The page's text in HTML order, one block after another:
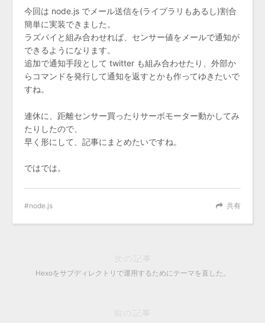
今回は node.js でメール送信を(ライブラリもあるし)割合
簡単に実装できました。
ラズパイと組み合わせれば、センサー値をメールで通知が
できるようになります。
追加で通知手段として twitter も組み合わせたり、外部か
らコマンドを発行して通知を返すとかも作ってゆきたいで
すね。
連休に、距離センサー買ったりサーボモーター動かしてみ
たりしたので、
早く形にして、記事にまとめたいですね。
ではでは。
共有
node.js
次の記事
Hexoをサブディレクトリで運用するためにテーマを直した。
前の記事